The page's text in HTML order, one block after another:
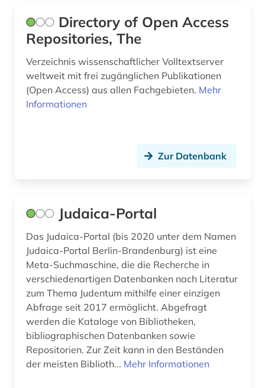
bibliothekskataloge (1)
bibliothekssigel (1)
bibliothekswesen (1)
bibliothèque municipale (1)
bildarchiv (1)
bilddatenbank (6)
bildliche darstellung (1)
bildnisgrafik (1)
bildpostkarte (2)
bildteppich (1)
bildthema (1)
Directory of Open Access
Repositories, The
Verzeichnis wissenschaftlicher Volltextserver
weltweit mit frei zugänglichen Publikationen
(Open Access) aus allen Fachgebieten. Mehr
Informationen
Zur Datenbank
Judaica-Portal
Das Judaica-Portal (bis 2020 unter dem Namen
Judaica-Portal Berlin-Brandenburg) ist eine
Meta-Suchmaschine, die die Recherche in
verschiedenartigen Datenbanken nach Literatur
zum Thema Judentum mithilfe einer einzigen
Abfrage seit 2017 ermöglicht. Abgefragt
werden die Kataloge von Bibliotheken,
bibliographischen Datenbanken sowie
Repositorien. Zur Zeit kann in den Beständen
der meisten Biblioth... Mehr Informationen